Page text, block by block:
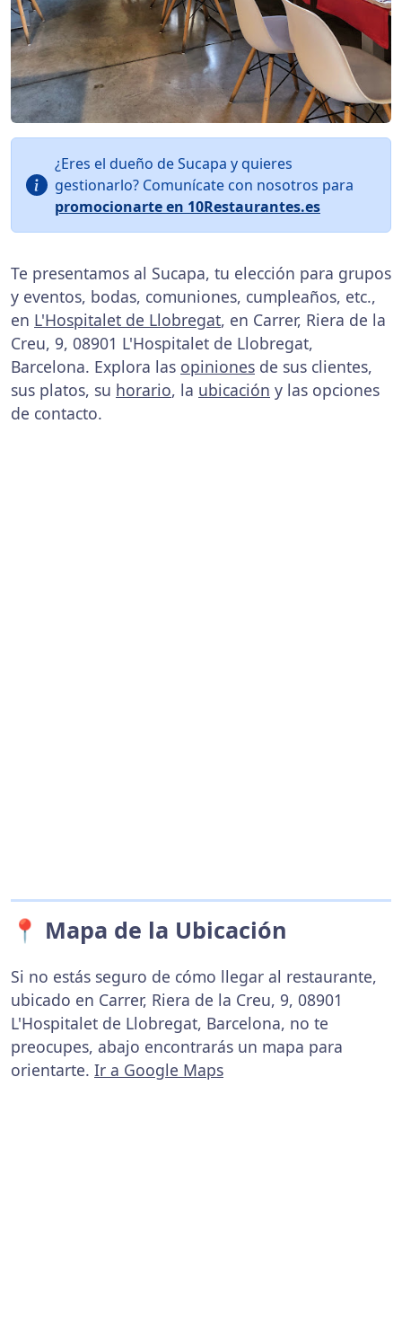
¿Eres el dueño de Sucapa y quieres
gestionarlo? Comunícate con nosotros para
promocionarte en 10Restaurantes.es
Te presentamos al Sucapa, tu elección para grupos
y eventos, bodas, comuniones, cumpleaños, etc.,
en L'Hospitalet de Llobregat, en Carrer, Riera de la
Creu, 9, 08901 L'Hospitalet de Llobregat,
Barcelona. Explora las opiniones de sus clientes,
sus platos, su horario, la ubicación y las opciones
de contacto.
📍 Mapa de la Ubicación
Si no estás seguro de cómo llegar al restaurante,
ubicado en Carrer, Riera de la Creu, 9, 08901
L'Hospitalet de Llobregat, Barcelona, no te
preocupes, abajo encontrarás un mapa para
orientarte. Ir a Google Maps